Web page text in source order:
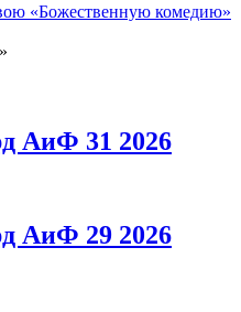
«Божественную комедию»
»
АиФ 31 2026
АиФ 29 2026